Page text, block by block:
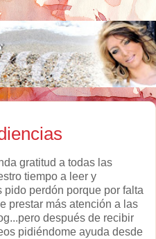
gratitud a todas las
tiempo a leer y
perdón porque por falta
prestar más atención a las
después de recibir
pidiéndome ayuda desde